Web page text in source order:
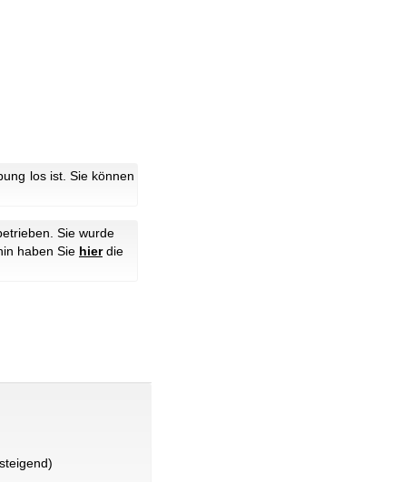
los ist. Sie können
Sie wurde
haben Sie hierdie